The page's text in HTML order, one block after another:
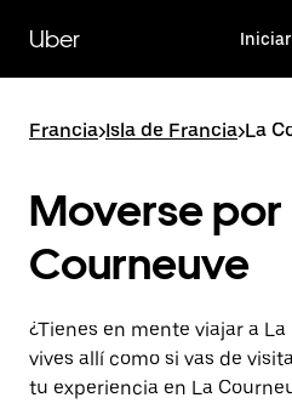
contenido
principal
Uber
Francia>Isla de Francia>La
Moverse por
Courneuve
¿Tienes en mente viajar a
vives allí como si vas de
tu experiencia en La